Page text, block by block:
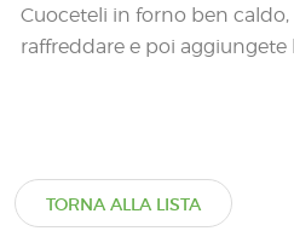
Cuoceteli in forno ben
raffreddare e poi
TORNA ALLA LISTA